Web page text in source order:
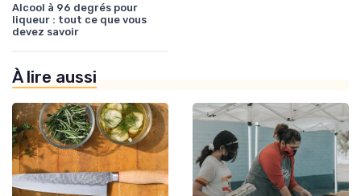
Alcool à 96 degrés pour
liqueur : tout ce que vous
devez savoir
À lire aussi